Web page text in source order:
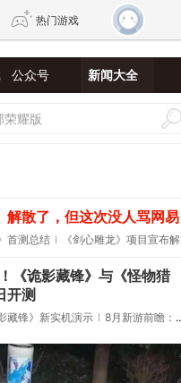
热门游戏
界 新仙侠5
公众号 新闻大全
解散了，但这次没人骂网易
首测总结 《剑心雕龙》项目宣布解散
《诡影藏锋》与《怪物猎
开测
藏锋》新实机演示 8月新游前瞻：《诡秘之主》领衔